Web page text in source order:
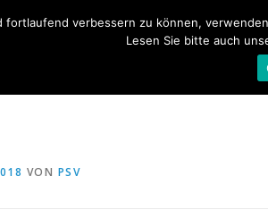
TRAINING NEWS
VON PSV
verbessern zu können,
Lesen Sie bitte auch